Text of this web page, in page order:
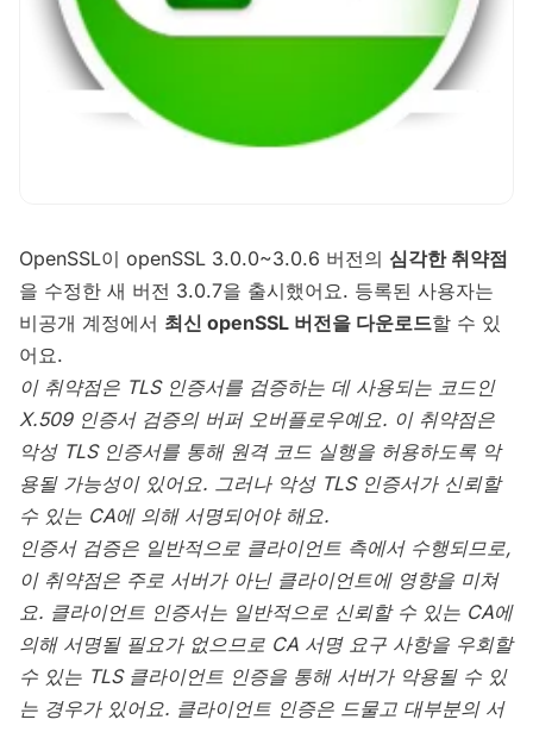
OpenSSL이 openSSL 3.0.0~3.0.6 버전의 심각한 취약점
을 수정한 새 버전 3.0.7을 출시했어요. 등록된 사용자는
비공개 계정에서 최신 openSSL 버전을 다운로드할 수 있
어요.
이 취약점은 TLS 인증서를 검증하는 데 사용되는 코드인
X.509 인증서 검증의 버퍼 오버플로우예요. 이 취약점은
악성 TLS 인증서를 통해 원격 코드 실행을 허용하도록 악
용될 가능성이 있어요. 그러나 악성 TLS 인증서가 신뢰할
수 있는 CA에 의해 서명되어야 해요.
인증서 검증은 일반적으로 클라이언트 측에서 수행되므로,
이 취약점은 주로 서버가 아닌 클라이언트에 영향을 미쳐
요. 클라이언트 인증서는 일반적으로 신뢰할 수 있는 CA에
의해 서명될 필요가 없으므로 CA 서명 요구 사항을 우회할
수 있는 TLS 클라이언트 인증을 통해 서버가 악용될 수 있
는 경우가 있어요. 클라이언트 인증은 드물고 대부분의 서